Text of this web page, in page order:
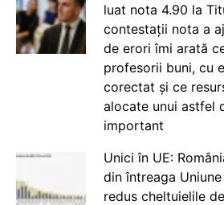
luat nota 4.90 la
contestații nota a
de erori îmi arată
profesorii buni, cu
corectat și ce
alocate unui astfel
important
Unici în UE:
din întreaga
redus cheltuielile